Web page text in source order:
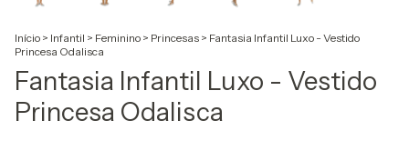
Início > Infantil > Feminino > Princesas > Fantasia Infantil Luxo - Vestido
Princesa Odalisca
Fantasia Infantil Luxo - Vestido
Princesa Odalisca